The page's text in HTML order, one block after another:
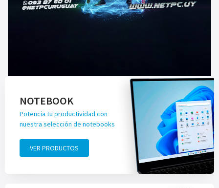
NOTEBOOK
Potencia tu productividad con
nuestra selección de notebooks
VER PRODUCTOS